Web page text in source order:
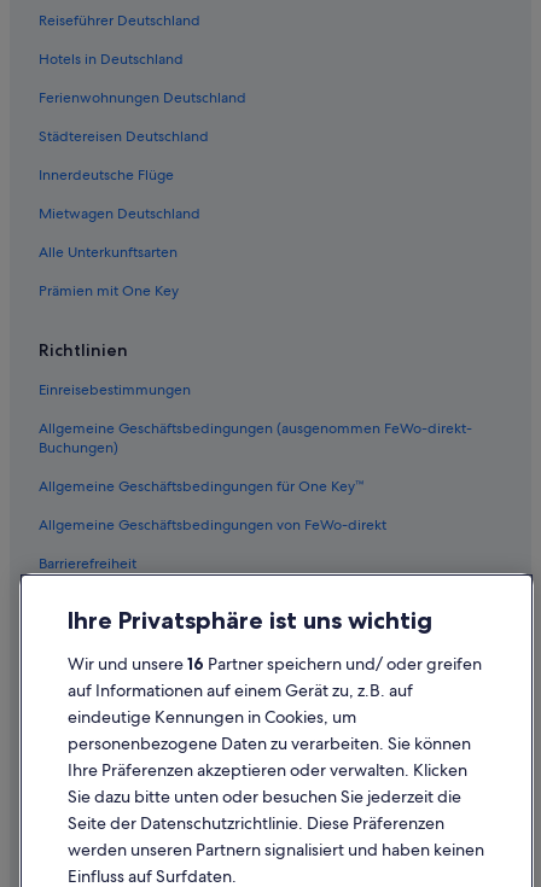
Reiseführer Deutschland
Hotels in Deutschland
Ferienwohnungen Deutschland
Städtereisen Deutschland
Innerdeutsche Flüge
Mietwagen Deutschland
Alle Unterkunftsarten
Prämien mit One Key
Richtlinien
Einreisebestimmungen
Allgemeine Geschäftsbedingungen (ausgenommen FeWo-direkt-
Buchungen)
Allgemeine Geschäftsbedingungen für One Key™
Allgemeine Geschäftsbedingungen von FeWo-direkt
Barrierefreiheit
Inhaltsrichtlinien und Melden von Inhalten
Hilfe
Hilfe
Flug stornieren
Ihre Privatsphäre ist uns wichtig
Wir und unsere16 Partner speichern und/ oder greifen
auf Informationen auf einem Gerät zu, z.B. auf
eindeutige Kennungen in Cookies, um
personenbezogene Daten zu verarbeiten. Sie können
Ihre Präferenzen akzeptieren oder verwalten. Klicken
Sie dazu bitte unten oder besuchen Sie jederzeit die
Seite der Datenschutzrichtlinie. Diese Präferenzen
werden unseren Partnern signalisiert und haben keinen
Einfluss auf Surfdaten.